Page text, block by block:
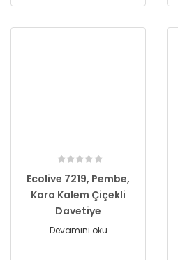
Ecolive 7219, Pembe,
Kara Kalem Çiçekli
Davetiye
Devamını oku